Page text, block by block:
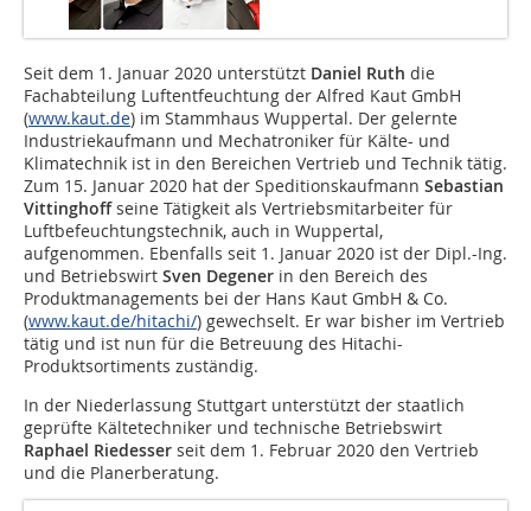
Seit dem 1. Januar 2020 unterstützt Daniel Ruth die
Fachabteilung Luftentfeuchtung der Alfred Kaut GmbH
(www.kaut.de) im Stammhaus Wuppertal. Der gelernte
Industriekaufmann und Mechatroniker für Kälte- und
Klimatechnik ist in den Bereichen Vertrieb und Technik tätig.
Zum 15. Januar 2020 hat der Speditionskaufmann Sebastian
Vittinghoffseine Tätigkeit als Vertriebsmitarbeiter für
Luftbefeuchtungstechnik, auch in Wuppertal,
aufgenommen. Ebenfalls seit 1. Januar 2020 ist der Dipl.-Ing.
und Betriebswirt Sven Degener in den Bereich des
Produktmanagements bei der Hans Kaut GmbH & Co.
(www.kaut.de/hitachi/) gewechselt. Er war bisher im Vertrieb
tätig und ist nun für die Betreuung des Hitachi-
Produktsortiments zuständig.
In der Niederlassung Stuttgart unterstützt der staatlich
geprüfte Kältetechniker und technische Betriebswirt
Raphael Riedesser seit dem 1. Februar 2020 den Vertrieb
und die Planerberatung.